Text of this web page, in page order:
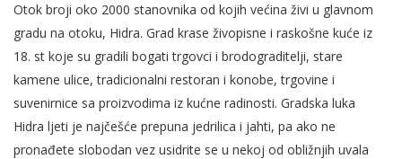
Otok broji oko 2000 stanovnika od kojih većina živi u glavnom
gradu na otoku, Hidra. Grad krase živopisne i raskošne kuće iz
18. st koje su gradili bogati trgovci i brodograditelji, stare
kamene ulice, tradicionalni restoran i konobe, trgovine i
suvenirnice sa proizvodima iz kućne radinosti. Gradska luka
Hidra ljeti je najčešće prepuna jedrilica i jahti, pa ako ne
pronađete slobodan vez usidrite se u nekoj od obližnjih uvala